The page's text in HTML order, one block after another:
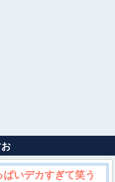
ぱいデカすぎて笑う